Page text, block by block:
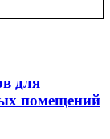
для
помещений